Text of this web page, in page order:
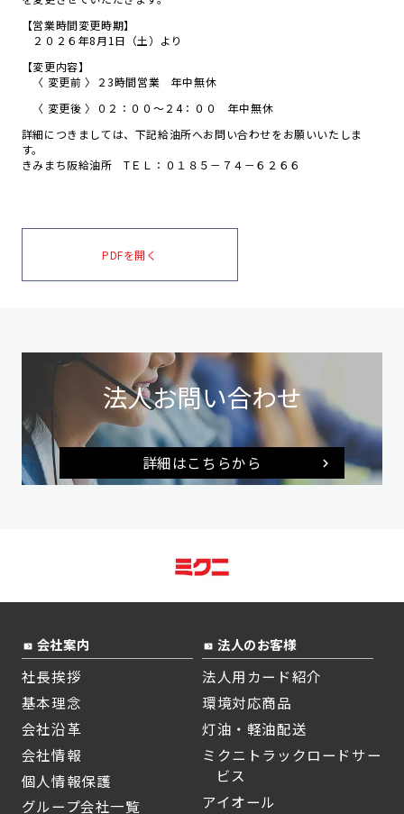
【営業時間変更時期】
２０２６年8月1日（土）より
【変更内容】
〈 変更前 〉２3時間営業 年中無休
〈 変更後 〉０２：００～２4：００ 年中無休
詳細につきましては、下記給油所へお問い合わせをお願いいたしま
す。
きみまち阪給油所 TＥＬ：０１８５－７４－６２６６
PDFを開く
法人お問い合わせ
詳細はこちらから
会社案内
社長挨拶
基本理念
会社沿革
会社情報
個人情報保護
グループ会社一覧
法人のお客様
法人用カード紹介
環境対応商品
灯油・軽油配送
ミクニトラックロードサー
ビス
アイオール